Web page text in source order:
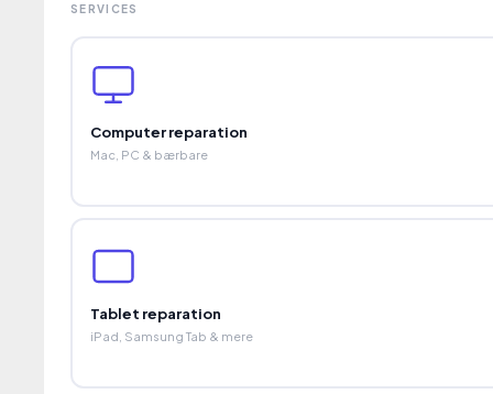
SERVICES
Computer reparation
Mac, PC & bærbare
Tablet reparation
iPad, Samsung Tab & mere
reparationer ud over den obligatoriske reklamationsret på 2 år.
Reparationsstatus
Garanti+